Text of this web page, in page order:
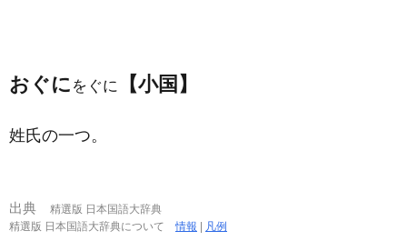
おぐに をぐに 【小国】
姓氏の一つ。
出典
精選版 日本国語大辞典
精選版 日本国語大辞典について情報 凡例